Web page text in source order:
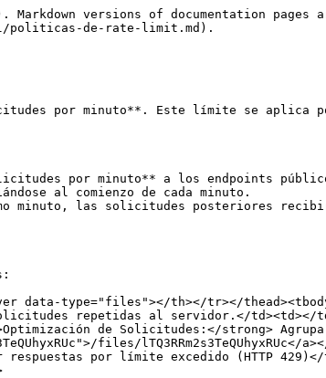
versions of documentation pages
politicas-de-rate-limit.md).
por minuto**. Este límite se aplica
por minuto** a los endpoints
al comienzo de cada minuto.
minuto, las solicitudes posteriores
data-type="files"></th></tr></
repetidas al servidor.</td><td></
de Solicitudes:</strong>
files/lTQ3RRm2s3TeQUhyxRUc</
por límite excedido (HTTP 429)</